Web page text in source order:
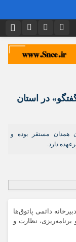
در استان
همدان مستقر بوده و
دارد.
دائمی پاتوق‌ها
نظارت و
منتشر نخواهد شد.